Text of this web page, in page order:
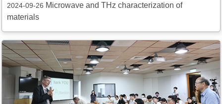
2024-09-26 Microwave and THz characterization of
materials